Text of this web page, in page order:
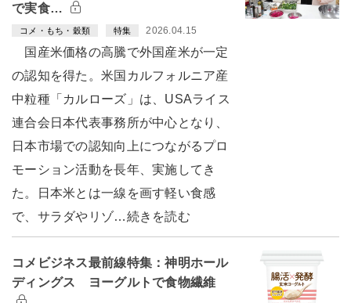
で実食…
コメ・もち・穀類 特集 2026.04.15
国産米価格の高騰で外国産米が一定
の認知を得た。米国カルフォルニア産
中粒種「カルローズ」は、USAライス
連合会日本代表事務所が中心となり、
日本市場での認知向上につながるプロ
モーション活動を長年、実施してき
た。日本米とは一線を画す軽い食感
で、サラダやリゾ…続きを読む
コメビジネス最前線特集：神明ホール
ディングス ヨーグルトで食物繊維